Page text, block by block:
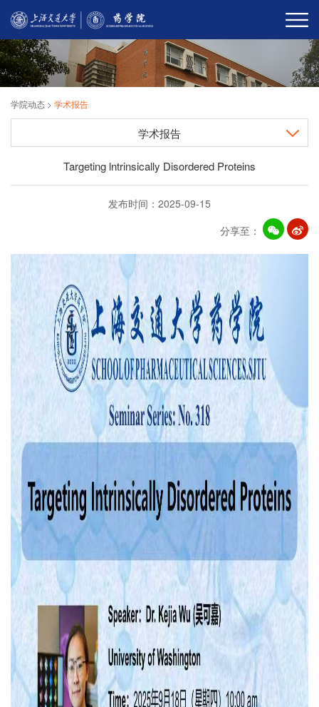
学院动态 > 学术报告
学术报告
Targeting lntrinsically Disordered Proteins
发布时间：2025-09-15
分享至：